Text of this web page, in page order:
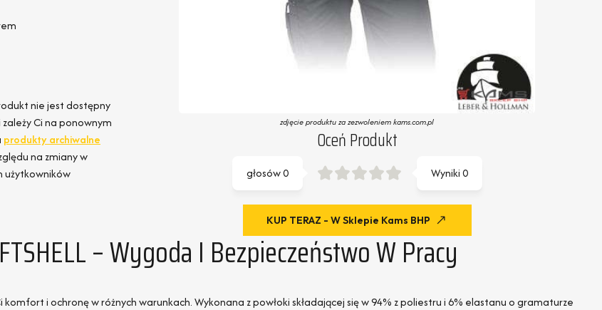
nie jest dostępny
Ci na ponownym
produkty archiwalne
na zmiany w
użytkowników
zdjęcie produktu za zezwoleniem kams.com.pl
Oceń Produkt
Wyniki0
głosów0
KUP TERAZ - W Sklepie Kams BHP
– Wygoda I Bezpieczeństwo W Pracy
i ochronę w różnych warunkach. Wykonana z powłoki składającej się w 94% z poliestru i 6% elastanu o gramaturze